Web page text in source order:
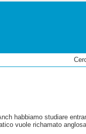
habbiamo studiare
vuole richamato